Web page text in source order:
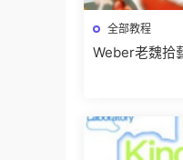
全部教程
Weber老魏拾